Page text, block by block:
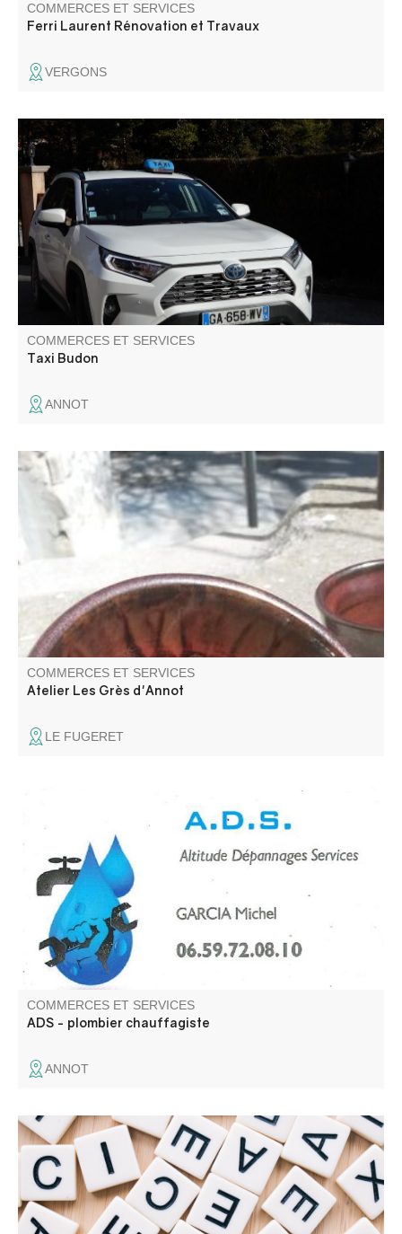
COMMERCES ET SERVICES
Ferri Laurent Rénovation et Travaux
VERGONS
Nous sommes votre disposition pour vos déplacements
professionnels, familiaux, privés et transport de malades
assis.
COMMERCES ET SERVICES
Taxi Budon
ANNOT
Je fais des poteries utilitaires en grès (art de la table
principalement) en utilisant des matières naturelles
récoltées par mes soins dans la région. Je propose, sur
rendez-vous, cours de tournage et visite guidée de mon
atelier artisanal de céramique.
COMMERCES ET SERVICES
Atelier Les Grès d'Annot
LE FUGERET
Plus de 30 ans d'expérience à votre service. Plomberie,
sanitaire, chauffage, climatisation, ramonage, électricité.
COMMERCES ET SERVICES
ADS - plombier chauffagiste
ANNOT